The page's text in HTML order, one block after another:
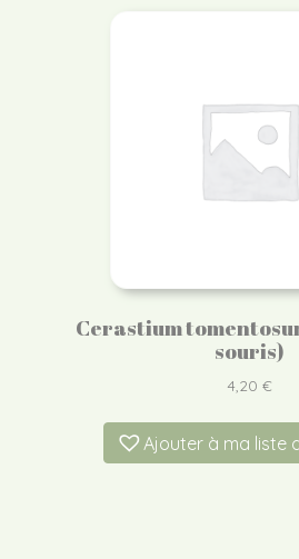
Cerastium
souris)
4,20 €
Ajouter à ma liste